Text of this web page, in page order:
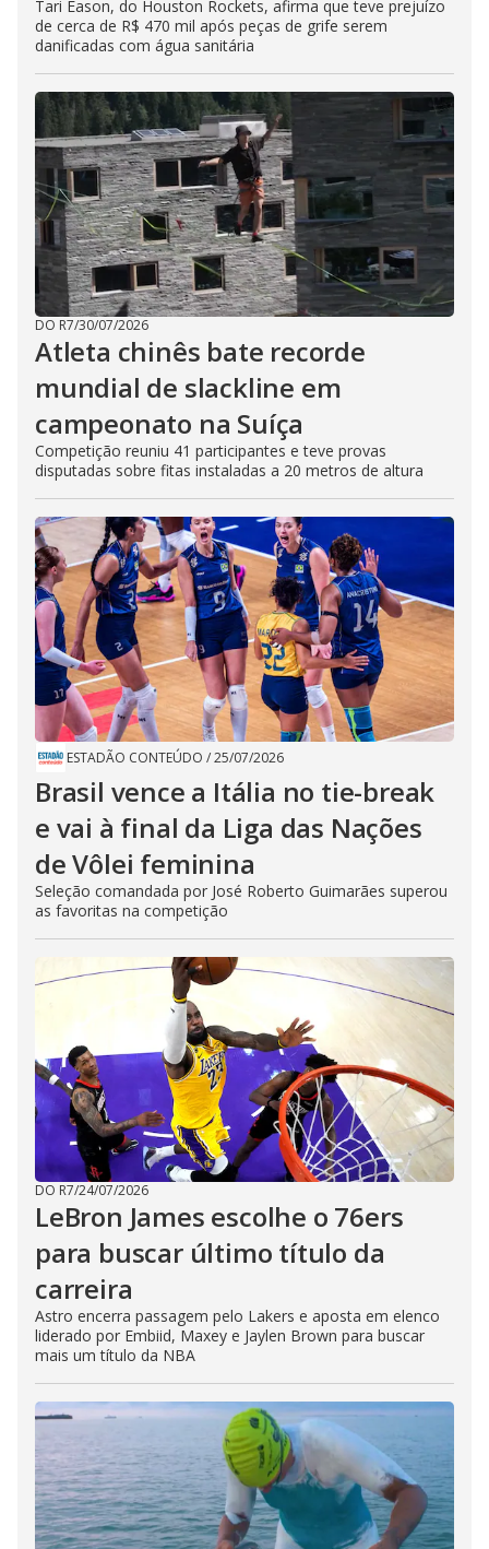
Tari Eason, do Houston Rockets, afirma que teve prejuízo
de cerca de R$ 470 mil após peças de grife serem
danificadas com água sanitária
DO R7/30/07/2026
Atleta chinês bate recorde
mundial de slackline em
campeonato na Suíça
Competição reuniu 41 participantes e teve provas
disputadas sobre fitas instaladas a 20 metros de altura
ESTADÃO CONTEÚDO /25/07/2026
Brasil vence a Itália no tie-break
e vai à final da Liga das Nações
de Vôlei feminina
Seleção comandada por José Roberto Guimarães superou
as favoritas na competição
DO R7/24/07/2026
LeBron James escolhe o 76ers
para buscar último título da
carreira
Astro encerra passagem pelo Lakers e aposta em elenco
liderado por Embiid, Maxey e Jaylen Brown para buscar
mais um título da NBA